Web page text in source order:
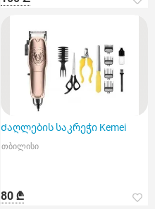
Ძაღლების საკრეჭი Kemei
თბილისი
80 ₾